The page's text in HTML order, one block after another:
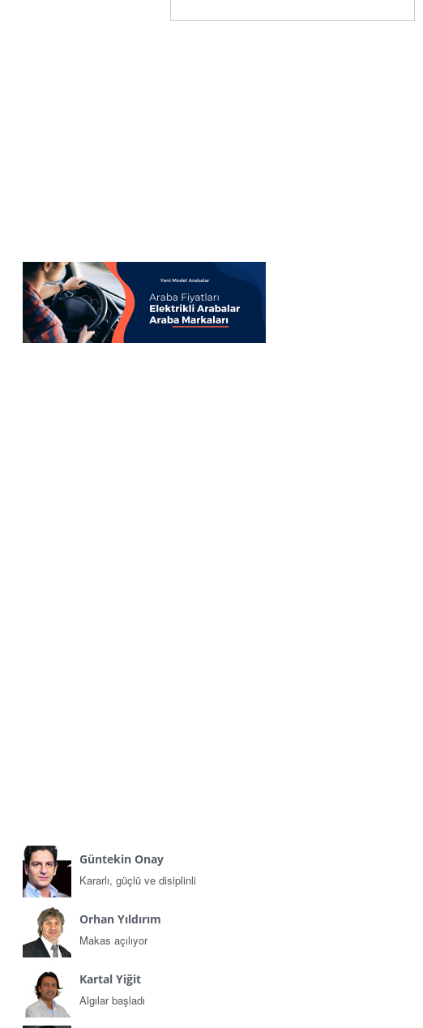
Güntekin Onay
Kararlı, güçlü ve disiplinli
Orhan Yıldırım
Makas açılıyor
Kartal Yiğit
Algılar başladı